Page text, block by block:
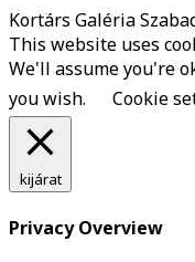
Kortárs Galéria
This website uses
We'll assume you're
you wish.
Cookie
kijárat
Privacy Overview